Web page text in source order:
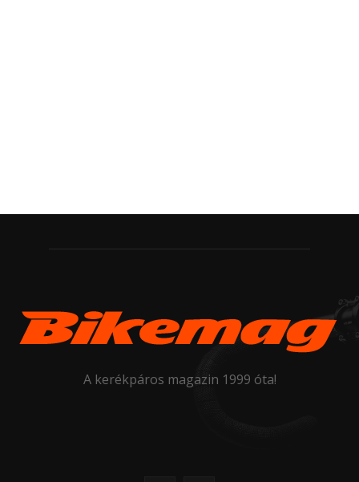
A kerékpáros magazin 1999 óta!